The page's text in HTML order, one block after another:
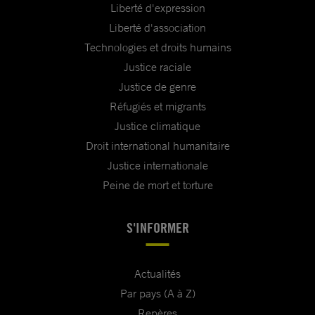
Liberté d'expression
Liberté d'association
Technologies et droits humains
Justice raciale
Justice de genre
Réfugiés et migrants
Justice climatique
Droit international humanitaire
Justice internationale
Peine de mort et torture
S'INFORMER
Actualités
Par pays (A à Z)